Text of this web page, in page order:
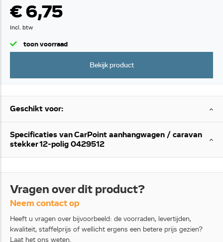
€ 6,75
Incl. btw
toon voorraad
Bekijk product
Geschikt voor:
Specificaties van CarPoint aanhangwagen / caravan
stekker 12-polig 0429512
Vragen over dit product?
Neem contact op
Heeft u vragen over bijvoorbeeld: de voorraden, levertijden,
kwaliteit, staffelprijs of wellicht ergens een betere prijs gezien?
Laat het ons weten.